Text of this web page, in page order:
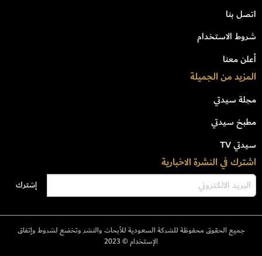
اتصل بنا
شروط الاستخدام
أعلن معنا
المزيد من الجميلة
مجلة سيدتي
مطبخ سيدتي
سيدتي TV
اشترك في النشرة الاخبارية
جميع الحقوق محفوظة للشركة السعودية للأبحاث والنشر وتخضع لشروط وإتفاق
الإستخدام © 2023